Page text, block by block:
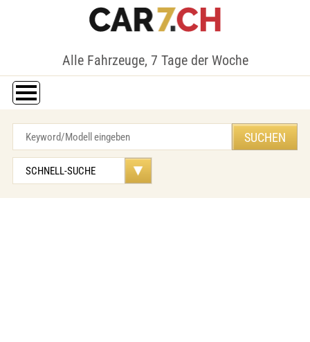
Alle Fahrzeuge, 7 Tage der Woche